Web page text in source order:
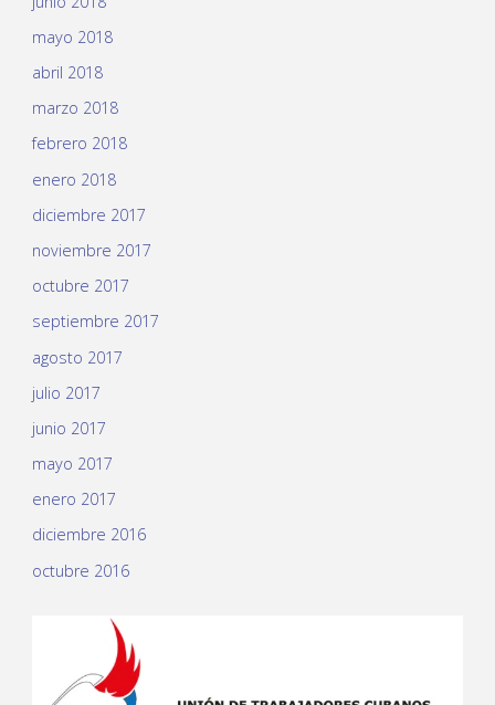
mayo 2018
abril 2018
marzo 2018
febrero 2018
enero 2018
diciembre 2017
noviembre 2017
octubre 2017
septiembre 2017
agosto 2017
julio 2017
junio 2017
mayo 2017
enero 2017
diciembre 2016
octubre 2016